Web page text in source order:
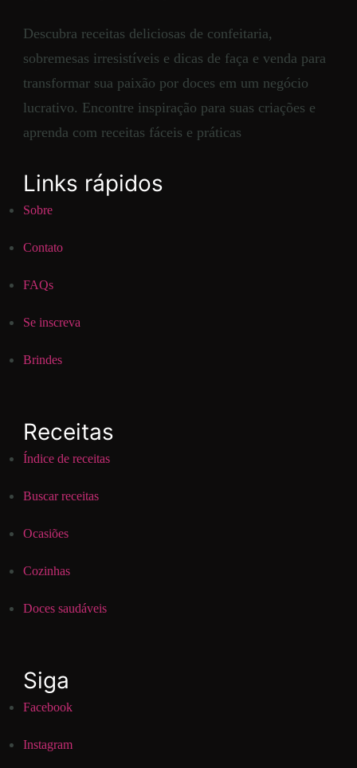
Descubra receitas deliciosas de confeitaria,
sobremesas irresistíveis e dicas de faça e venda para
transformar sua paixão por doces em um negócio
lucrativo. Encontre inspiração para suas criações e
aprenda com receitas fáceis e práticas
Links rápidos
Sobre
Contato
FAQs
Se inscreva
Brindes
Receitas
Índice de receitas
Buscar receitas
Ocasiões
Cozinhas
Doces saudáveis
Siga
Facebook
Instagram